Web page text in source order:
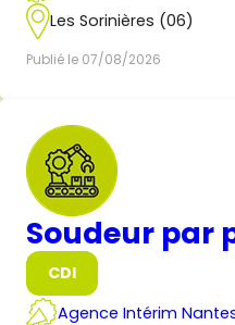
Les Sorinières (06)
Publié le 07/08/2026
Soudeur par
CDI
Agence Intérim